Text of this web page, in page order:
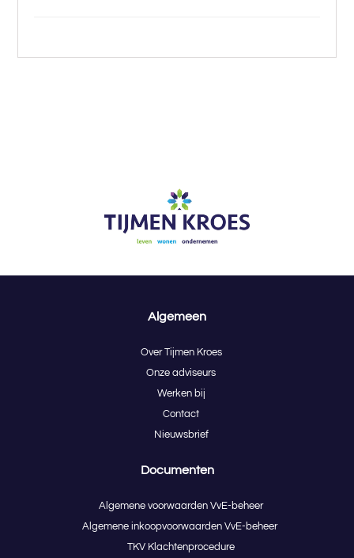
Algemeen
Over Tijmen Kroes
Onze adviseurs
Werken bij
Contact
Nieuwsbrief
Documenten
Algemene voorwaarden VvE-beheer
Algemene inkoopvoorwaarden VvE-beheer
TKV Klachtenprocedure